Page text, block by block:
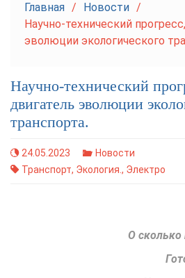
Главная
Новости
Научно-технический
эволюции экологического
Научно-технический
двигатель эволюции
транспорта.
24.05.2023
Новости
Транспорт, Экология. , Электро
О